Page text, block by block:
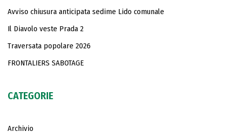
Avviso chiusura anticipata sedime Lido comunale
Il Diavolo veste Prada 2
Traversata popolare 2026
FRONTALIERS SABOTAGE
CATEGORIE
Archivio